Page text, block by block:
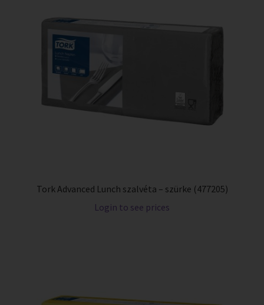
Tork Advanced Lunch szalvéta – szürke (477205)
Login to see prices